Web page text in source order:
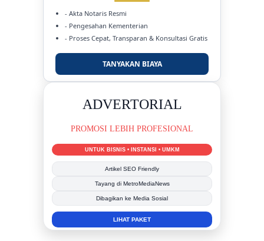
- Akta Notaris Resmi
- Pengesahan Kementerian
- Proses Cepat, Transparan & Konsultasi Gratis
TANYAKAN BIAYA
DUKUNG KAMI
BERSAMA METROMEDIANEWS.CO
MEDIA INFORMASI TERPERCAYA
Publikasi Kegiatan
Berita Promosi
Tingkatkan Branding Anda
INFO SELENGKAPNYA